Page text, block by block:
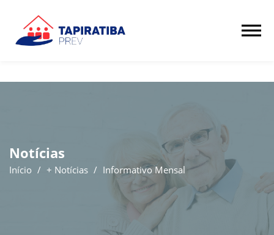
Notícias
Início / + Notícias / Informativo Mensal